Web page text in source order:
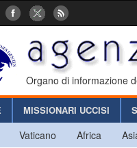
Organo di informazione
MISSIONARI UCCISI
Vaticano Africa